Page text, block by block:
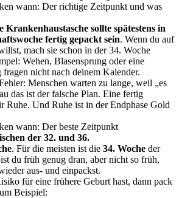
wann: Der richtige Zeitpunkt und was
Krankenhaustasche sollte spätestens in
fertig gepackt sein. Wenn du auf
mach sie schon in der 34. Woche
Wehen, Blasensprung oder eine
nicht nach deinem Kalender.
Menschen warten zu lange, weil „es
das ist der falsche Plan. Eine fertig
Ruhe. Und Ruhe ist in der Endphase Gold
wann: Der beste Zeitpunkt
der 32. und 36.
. Für die meisten ist die 34. Woche der
du früh genug dran, aber nicht so früh,
aus- und einpackst.
für eine frühere Geburt hast, dann pack
Beispiel: